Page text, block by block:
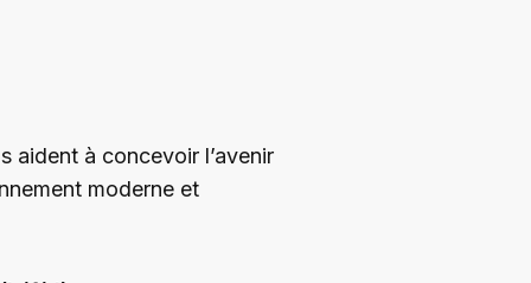
aident à concevoir l’avenir
moderne et